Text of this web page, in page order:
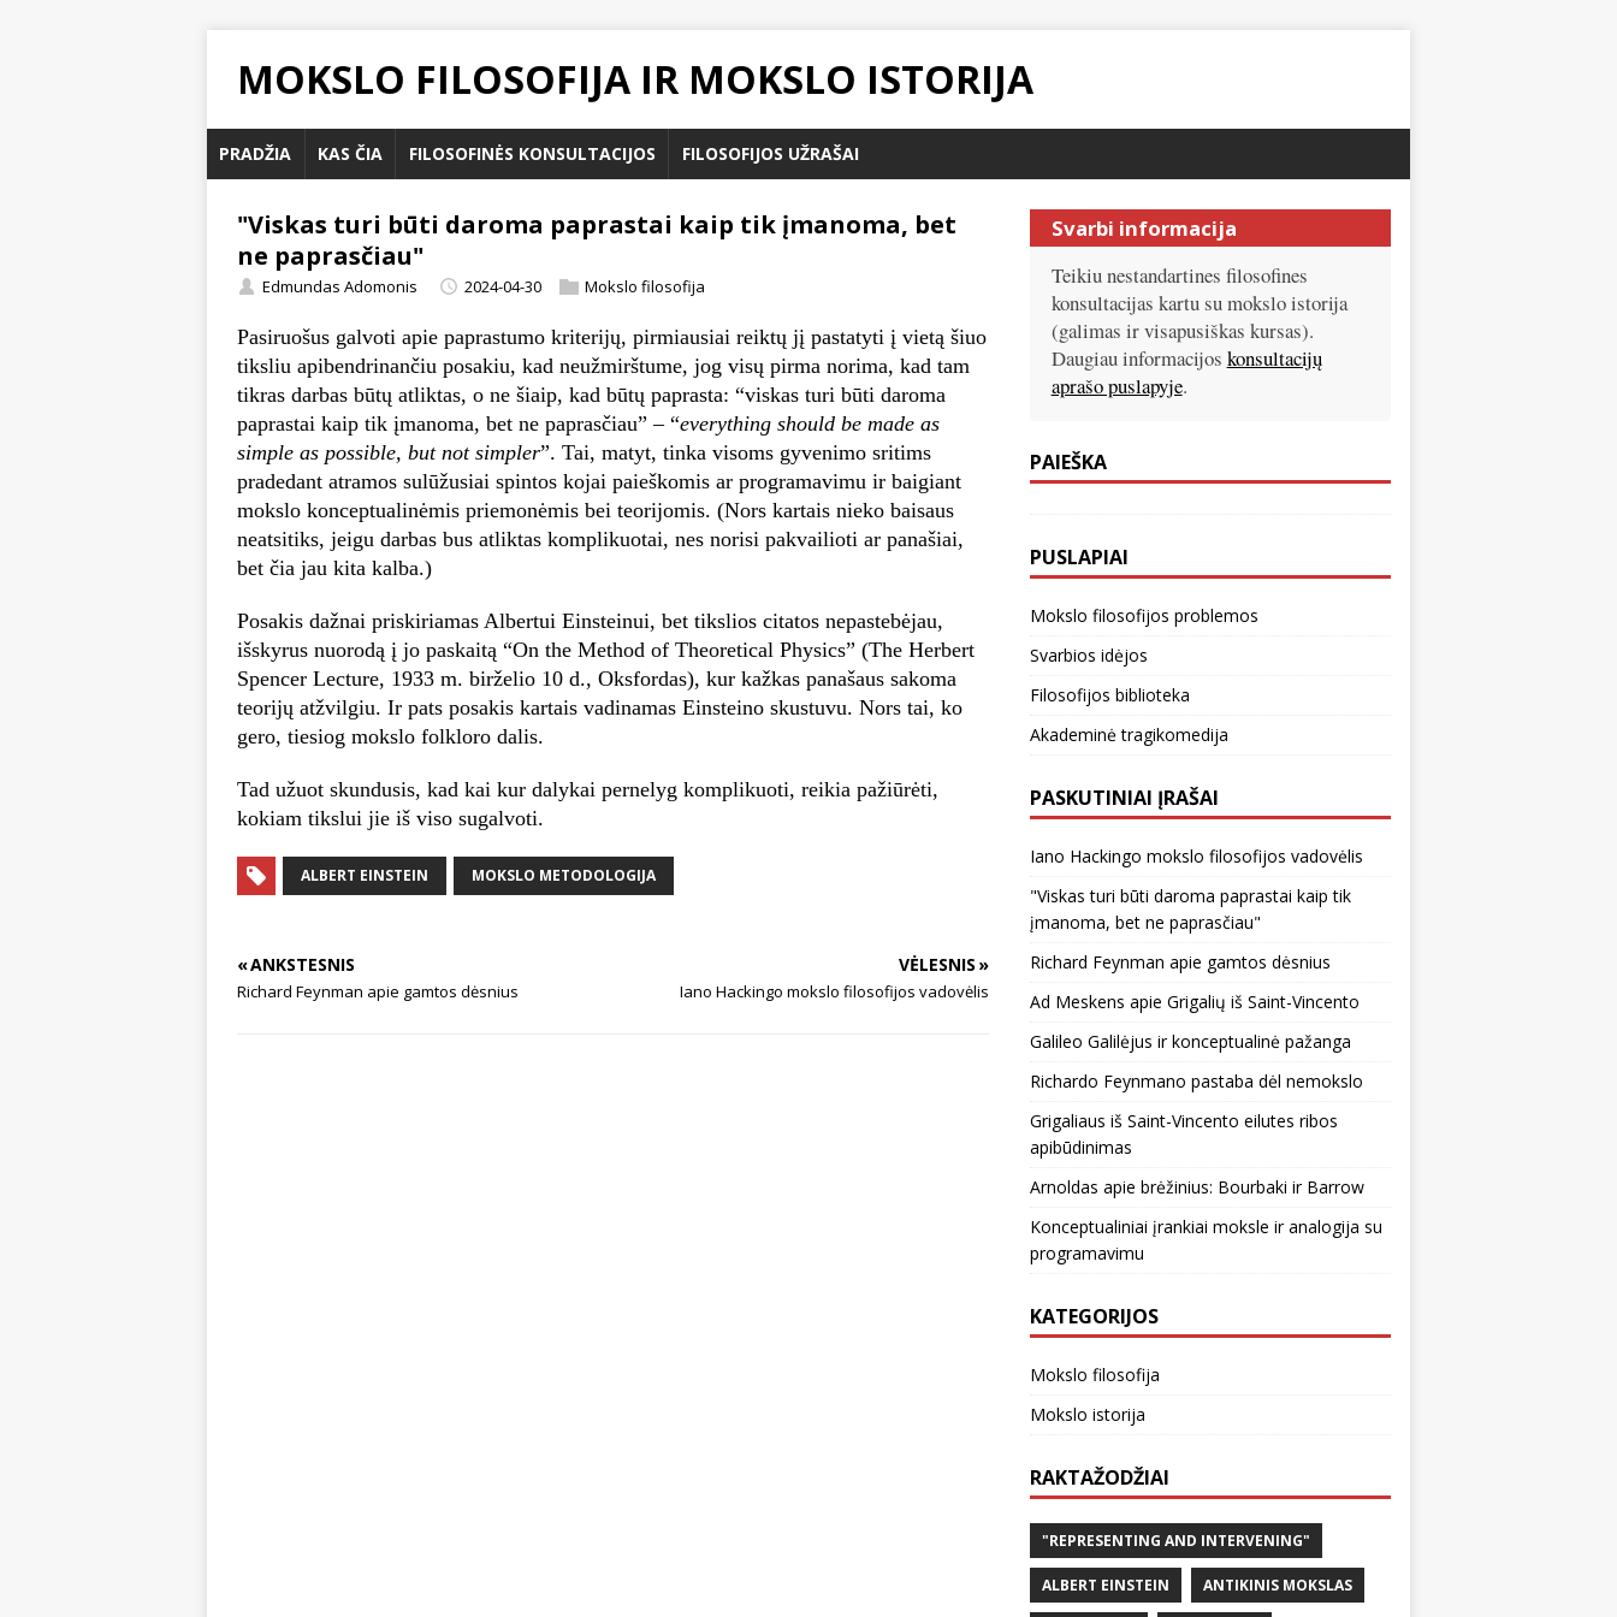
MOKSLO FILOSOFIJA IR MOKSLO ISTORIJA
PRADŽIA KAS ČIA FILOSOFINĖS KONSULTACIJOS FILOSOFIJOS UŽRAŠAI
"Viskas turi būti daroma paprastai kaip tik įmanoma, bet
ne paprasčiau"
Edmundas Adomonis 2024-04-30 Mokslo filosofija
Pasiruošus galvoti apie paprastumo kriterijų, pirmiausiai reiktų jį pastatyti į vietą šiuo
tiksliu apibendrinančiu posakiu, kad neužmirštume, jog visų pirma norima, kad tam
tikras darbas būtų atliktas, o ne šiaip, kad būtų paprasta: “viskas turi būti daroma
paprastai kaip tik įmanoma, bet ne paprasčiau” – “everything should be made as
simple as possible, but not simpler”. Tai, matyt, tinka visoms gyvenimo sritims
pradedant atramos sulūžusiai spintos kojai paieškomis ar programavimu ir baigiant
mokslo konceptualinėmis priemonėmis bei teorijomis. (Nors kartais nieko baisaus
neatsitiks, jeigu darbas bus atliktas komplikuotai, nes norisi pakvailioti ar panašiai,
bet čia jau kita kalba.)
Posakis dažnai priskiriamas Albertui Einsteinui, bet tikslios citatos nepastebėjau,
išskyrus nuorodą į jo paskaitą “On the Method of Theoretical Physics” (The Herbert
Spencer Lecture, 1933 m. birželio 10 d., Oksfordas), kur kažkas panašaus sakoma
teorijų atžvilgiu. Ir pats posakis kartais vadinamas Einsteino skustuvu. Nors tai, ko
gero, tiesiog mokslo folkloro dalis.
Tad užuot skundusis, kad kai kur dalykai pernelyg komplikuoti, reikia pažiūrėti,
kokiam tikslui jie iš viso sugalvoti.
ALBERT EINSTEIN MOKSLO METODOLOGIJA
« ANKSTESNIS
Richard Feynman apie gamtos dėsnius
VĖLESNIS »
Iano Hackingo mokslo filosofijos vadovėlis
Svarbi informacija
Teikiu nestandartines filosofines
konsultacijas kartu su mokslo istorija
(galimas ir visapusiškas kursas).
Daugiau informacijos konsultacijų
aprašo puslapyje.
PAIEŠKA
PUSLAPIAI
Mokslo filosofijos problemos
Svarbios idėjos
Filosofijos biblioteka
Akademinė tragikomedija
PASKUTINIAI ĮRAŠAI
Iano Hackingo mokslo filosofijos vadovėlis
"Viskas turi būti daroma paprastai kaip tik
įmanoma, bet ne paprasčiau"
Richard Feynman apie gamtos dėsnius
Ad Meskens apie Grigalių iš Saint-Vincento
Galileo Galilėjus ir konceptualinė pažanga
Richardo Feynmano pastaba dėl nemokslo
Grigaliaus iš Saint-Vincento eilutes ribos
apibūdinimas
Arnoldas apie brėžinius: Bourbaki ir Barrow
Konceptualiniai įrankiai moksle ir analogija su
programavimu
KATEGORIJOS
Mokslo filosofija
Mokslo istorija
RAKTAŽODŽIAI
"REPRESENTING AND INTERVENING"
ALBERT EINSTEIN ANTIKINIS MOKSLAS